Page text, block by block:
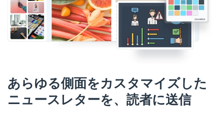
あらゆる側面をカスタマイズした
ニュースレターを、読者に送信